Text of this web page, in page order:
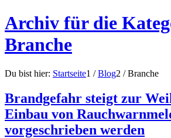
Archiv für die
Branche
Du bist hier: Startseite1 / Blog2 / Branche
Brandgefahr steigt zur
Einbau von
vorgeschrieben werden